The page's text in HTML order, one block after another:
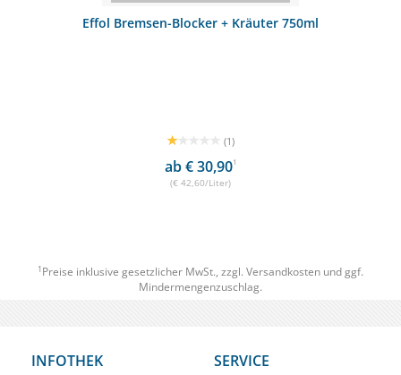
Effol Bremsen-Blocker + Kräuter 750ml
(1)
ab € 30,901
(€ 42,60/Liter)
1 Preise inklusive gesetzlicher MwSt., zzgl. Versandkosten und ggf.
Mindermengenzuschlag.
INFOTHEK SERVICE